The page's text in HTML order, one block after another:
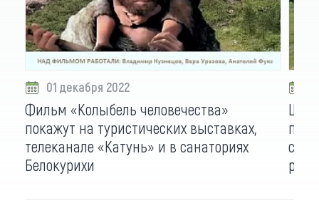
01 декабря 2022
Фильм «Колыбель человечества»
покажут на туристических выставках,
телеканале «Катунь» и в санаториях
Белокурихи